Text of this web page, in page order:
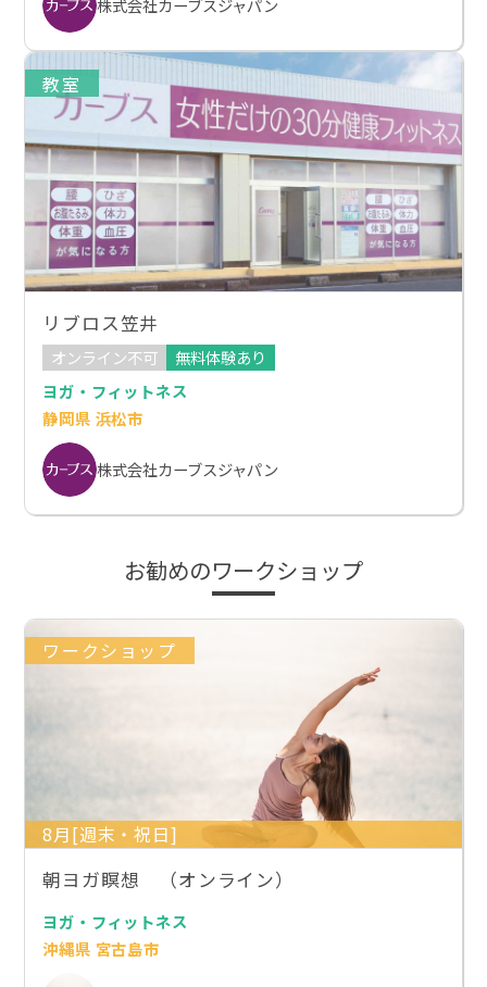
株式会社カーブスジャパン
教室
リブロス笠井
オンライン不可
無料体験あり
ヨガ・フィットネス
静岡県 浜松市
株式会社カーブスジャパン
お勧めのワークショップ
ワークショップ
8月[週末・祝日]
朝ヨガ瞑想 （オンライン）
ヨガ・フィットネス
沖縄県 宮古島市